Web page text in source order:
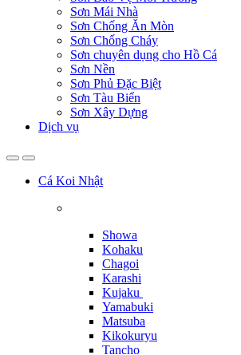
Sơn Mái Nhà
Sơn Chống Ăn Mòn
Sơn Chống Cháy
Sơn chuyên dụng cho Hồ Cá
Sơn Nền
Sơn Phủ Đặc Biệt
Sơn Tàu Biển
Sơn Xây Dựng
Dịch vụ
Cá Koi Nhật
Showa
Kohaku
Chagoi
Karashi
Kujaku
Yamabuki
Matsuba
Kikokuryu
Tancho